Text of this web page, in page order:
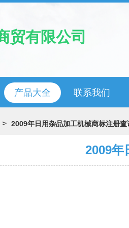
贸有限公司
产品大全 联系我们
> 2009年日用杂品加工机械商标注册查
2009年